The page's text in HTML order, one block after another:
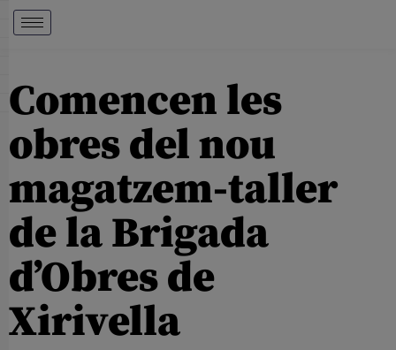
Comencen les
obres del nou
magatzem-taller
de la Brigada
d’Obres de
Xirivella